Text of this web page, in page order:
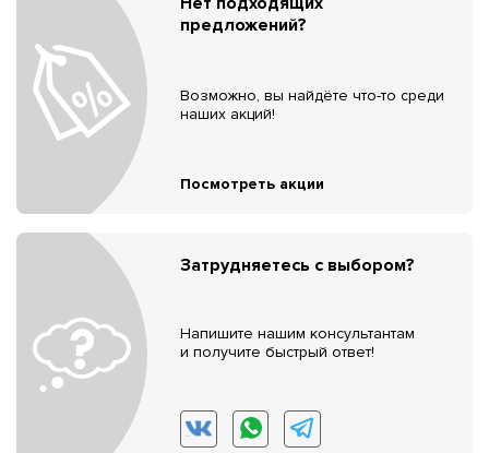
предложений?
Возможно, вы найдёте что-то среди
наших акций!
Посмотреть акции
Затрудняетесь с выбором?
Напишите нашим консультантам
и получите быстрый ответ!